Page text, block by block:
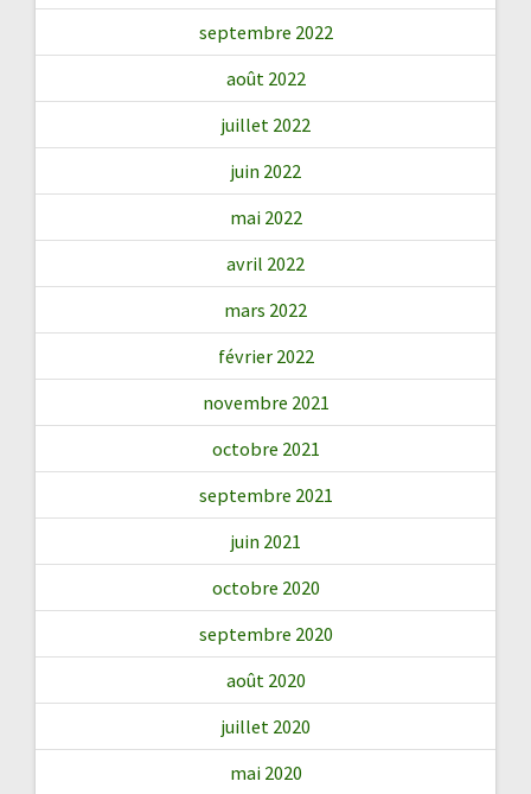
septembre 2022
août 2022
juillet 2022
juin 2022
mai 2022
avril 2022
mars 2022
février 2022
novembre 2021
octobre 2021
septembre 2021
juin 2021
octobre 2020
septembre 2020
août 2020
juillet 2020
mai 2020